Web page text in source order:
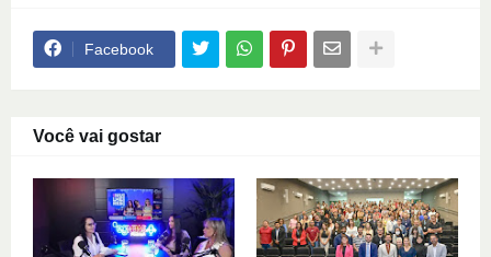
Facebook
Você vai gostar